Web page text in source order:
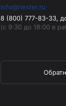
info@riester.ru
8 (800) 777-83-33,
(с 9:30 до 18:00 в